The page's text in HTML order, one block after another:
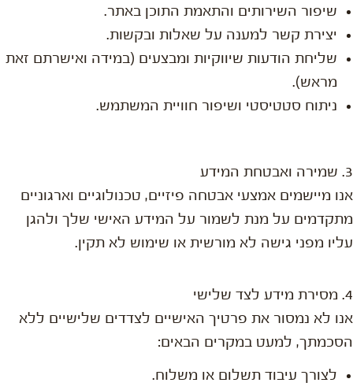
שיפור השירותים והתאמת התוכן באתר.
יצירת קשר למענה על שאלות ובקשות.
שליחת הודעות שיווקיות ומבצעים (במידה ואישרתם זאת
מראש).
ניתוח סטטיסטי ושיפור חוויית המשתמש.
3. שמירה ואבטחת המידע
אנו מיישמים אמצעי אבטחה פיזיים, טכנולוגיים וארגוניים
מתקדמים על מנת לשמור על המידע האישי שלך ולהגן
עליו מפני גישה לא מורשית או שימוש לא תקין.
4. מסירת מידע לצד שלישי
אנו לא נמסור את פרטיך האישיים לצדדים שלישיים ללא
הסכמתך, למעט במקרים הבאים:
לצורך עיבוד תשלום או משלוח.